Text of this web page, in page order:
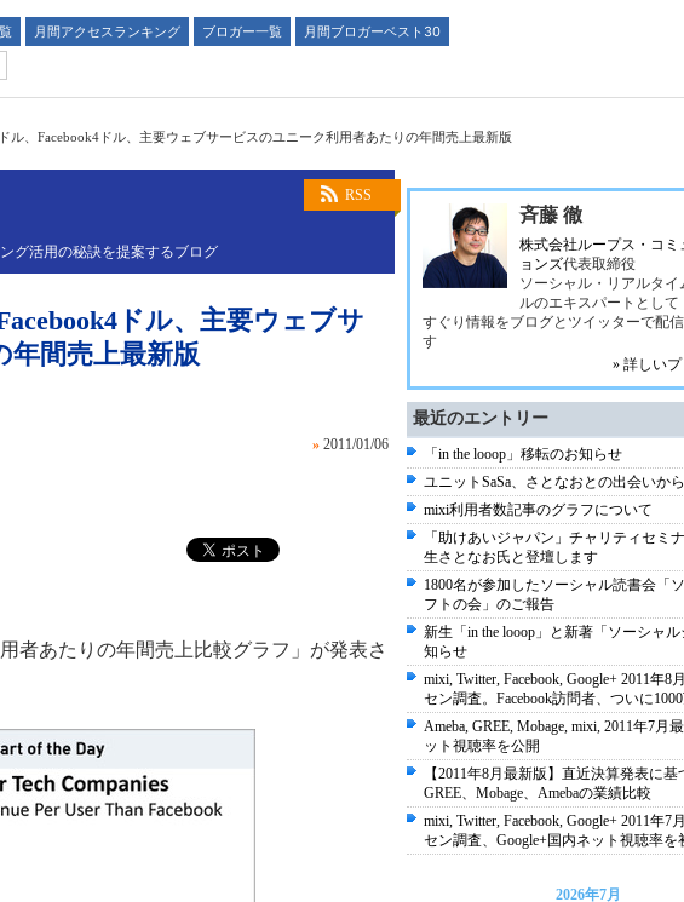
月間アクセスランキング ブロガー一覧
月間ブロガーベスト30
ル、Facebook4ドル、主要ウェブサービスのユニーク利用者あたりの年間売上最新版
RSS
グ活用の秘訣を提案するブログ
ドル、主要ウェブサ
間売上最新版
» 2011/01/06
者あたりの年間売上比較グラフ」が発表さ
斉藤 徹
株式会社ループス・コミ
ョンズ代表取締役
ソーシャル・リアルタイ
ルのエキスパートとして
すぐり情報をブログとツイッターで配
す
» 詳しい
最近のエントリー
「in the looop」移転のお知らせ
ユニットSaSa、さとなおとの出会いか
mixi利用者数記事のグラフについて
「助けあいジャパン」チャリティセミ
生さとなお氏と登壇します
1800名が参加したソーシャル読書会「
フトの会」のご報告
新生「in the looop」と新著「ソーシャ
知らせ
mixi, Twitter, Facebook, Google+ 2011年8
セン調査。Facebook訪問者、ついに
Ameba, GREE, Mobage, mixi, 2011年7月
ット視聴率を公開
【2011年8月最新版】直近決算発表に基
GREE、Mobage、Amebaの業績比較
mixi, Twitter, Facebook, Google+ 2011年7
セン調査、Google+国内ネット視聴率を
2026年7月